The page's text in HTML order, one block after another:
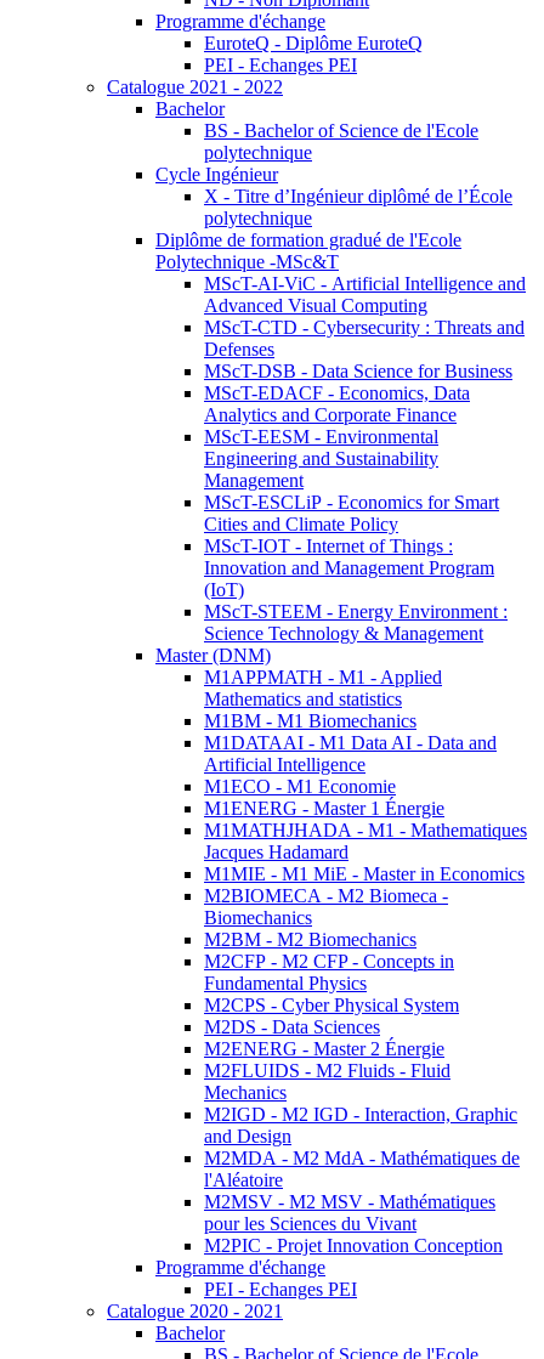
Programme d'échange
EuroteQ - Diplôme EuroteQ
PEI - Echanges PEI
Catalogue 2021 - 2022
Bachelor
BS - Bachelor of Science de l'Ecole
polytechnique
Cycle Ingénieur
X - Titre d’Ingénieur diplômé de l’École
polytechnique
Diplôme de formation gradué de l'Ecole
Polytechnique -MSc&T
MScT-AI-ViC - Artificial Intelligence and
Advanced Visual Computing
MScT-CTD - Cybersecurity : Threats and
Defenses
MScT-DSB - Data Science for Business
MScT-EDACF - Economics, Data
Analytics and Corporate Finance
MScT-EESM - Environmental
Engineering and Sustainability
Management
MScT-ESCLiP - Economics for Smart
Cities and Climate Policy
MScT-IOT - Internet of Things :
Innovation and Management Program
(IoT)
MScT-STEEM - Energy Environment :
Science Technology & Management
Master (DNM)
M1APPMATH - M1 - Applied
Mathematics and statistics
M1BM - M1 Biomechanics
M1DATAAI - M1 Data AI - Data and
Artificial Intelligence
M1ECO - M1 Economie
M1ENERG - Master 1 Énergie
M1MATHJHADA - M1 - Mathematiques
Jacques Hadamard
M1MIE - M1 MiE - Master in Economics
M2BIOMECA - M2 Biomeca -
Biomechanics
M2BM - M2 Biomechanics
M2CFP - M2 CFP - Concepts in
Fundamental Physics
M2CPS - Cyber Physical System
M2DS - Data Sciences
M2ENERG - Master 2 Énergie
M2FLUIDS - M2 Fluids - Fluid
Mechanics
M2IGD - M2 IGD - Interaction, Graphic
and Design
M2MDA - M2 MdA - Mathématiques de
l'Aléatoire
M2MSV - M2 MSV - Mathématiques
pour les Sciences du Vivant
M2PIC - Projet Innovation Conception
Programme d'échange
PEI - Echanges PEI
Catalogue 2020 - 2021
Bachelor
BS - Bachelor of Science de l'Ecole